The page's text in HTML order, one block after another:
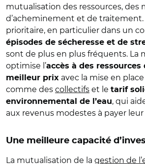
mutualisation des ressources, des
d’acheminement et de
prioritaire, en particulier dans un
épisodes de sécheresse et de
sont de plus en plus fréquents. La
optimise l’accès à des ressources
meilleur prix avec la mise en
comme des collectifs et le tarif
environnemental de l’eau, qui
aux revenus modestes à payer
Une meilleure capacité
La mutualisation de la gestion de